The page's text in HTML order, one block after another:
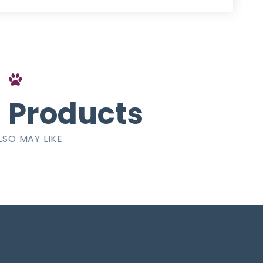
Products
MAY LIKE